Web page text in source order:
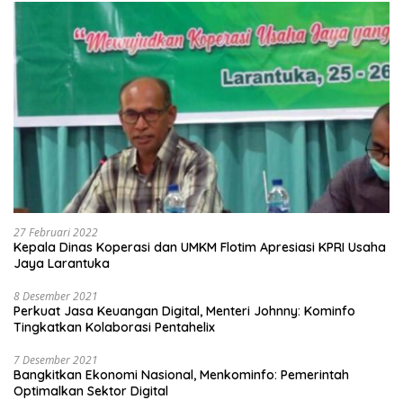
27 Februari 2022
Kepala Dinas Koperasi dan UMKM Flotim Apresiasi KPRI Usaha
Jaya Larantuka
8 Desember 2021
Perkuat Jasa Keuangan Digital, Menteri Johnny: Kominfo
Tingkatkan Kolaborasi Pentahelix
7 Desember 2021
Bangkitkan Ekonomi Nasional, Menkominfo: Pemerintah
Optimalkan Sektor Digital